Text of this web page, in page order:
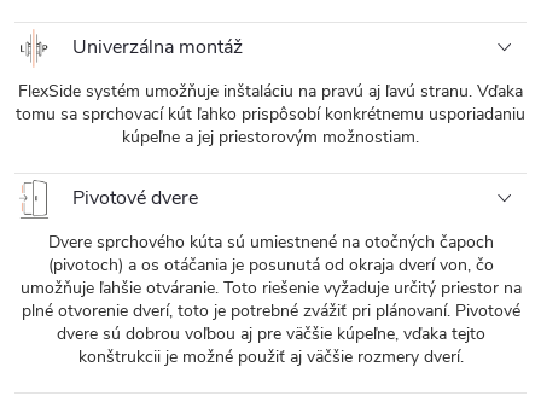
Univerzálna montáž
FlexSide systém umožňuje inštaláciu na pravú aj ľavú stranu. Vďaka
tomu sa sprchovací kút ľahko prispôsobí konkrétnemu usporiadaniu
kúpeľne a jej priestorovým možnostiam.
Pivotové dvere
Dvere sprchového kúta sú umiestnené na otočných čapoch
(pivotoch) a os otáčania je posunutá od okraja dverí von, čo
umožňuje ľahšie otváranie. Toto riešenie vyžaduje určitý priestor na
plné otvorenie dverí, toto je potrebné zvážiť pri plánovaní. Pivotové
dvere sú dobrou voľbou aj pre väčšie kúpeľne, vďaka tejto
konštrukcii je možné použiť aj väčšie rozmery dverí.